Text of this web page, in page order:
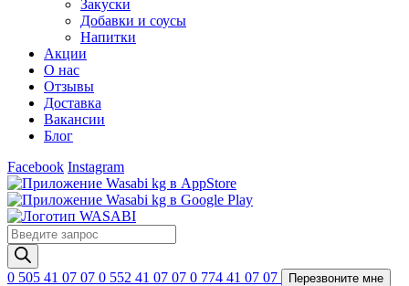
Закуски
Добавки и соусы
Напитки
Акции
О нас
Отзывы
Доставка
Вакансии
Блог
Facebook Instagram
Поиск
товаров
0 505 41 07 07 0 552 41 07 07 0 774 41 07 07
Перезвоните мне